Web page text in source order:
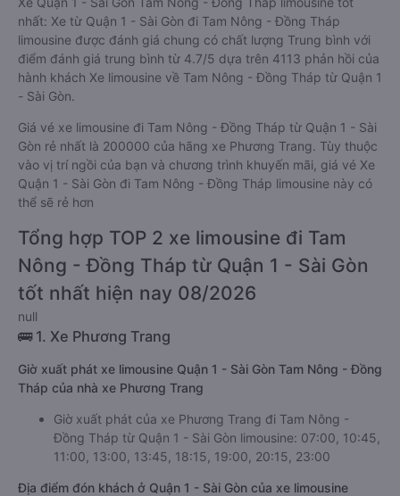
nhất: Xe từ Quận 1 - Sài Gòn đi Tam Nông - Đồng Tháp
limousine được đánh giá chung có chất lượng Trung bình với
điểm đánh giá trung bình từ 4.7/5 dựa trên 4113 phản hồi của
hành khách Xe limousine về Tam Nông - Đồng Tháp từ Quận 1
- Sài Gòn.
Giá vé xe limousine đi Tam Nông - Đồng Tháp từ Quận 1 - Sài
Gòn rẻ nhất là 200000 của hãng xe Phương Trang. Tùy thuộc
vào vị trí ngồi của bạn và chương trình khuyến mãi, giá vé Xe
Quận 1 - Sài Gòn đi Tam Nông - Đồng Tháp limousine này có
thể sẽ rẻ hơn
Tổng hợp TOP 2 xe limousine đi Tam
Nông - Đồng Tháp từ Quận 1 - Sài Gòn
tốt nhất hiện nay 08/2026
null
🚌 1. Xe Phương Trang
Giờ xuất phát xe limousine Quận 1 - Sài Gòn Tam Nông - Đồng
Tháp của nhà xe Phương Trang
Giờ xuất phát của xe Phương Trang đi Tam Nông -
Đồng Tháp từ Quận 1 - Sài Gòn limousine: 07:00, 10:45,
11:00, 13:00, 13:45, 18:15, 19:00, 20:15, 23:00
Địa điểm đón khách ở Quận 1 - Sài Gòn của xe limousine